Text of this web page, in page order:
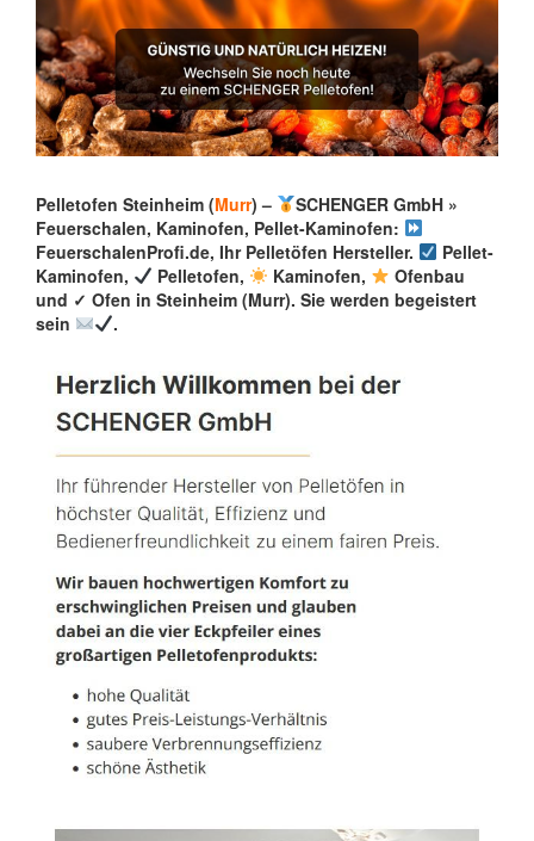
Pelletofen Steinheim (Murr) –
SCHENGER GmbH »
Feuerschalen, Kaminofen, Pellet-Kaminofen:
FeuerschalenProfi.de, Ihr Pelletöfen Hersteller.
Pellet-
Kaminofen,
Pelletofen, Kaminofen,
Ofenbau
und ✓ Ofen in Steinheim (Murr). Sie werden begeistert
sein
.